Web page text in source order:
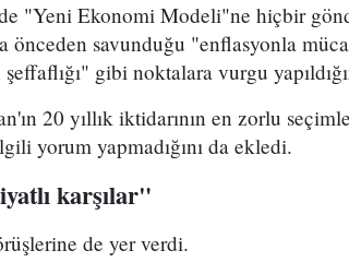
"Yeni Ekonomi Modeli"ne hiçbir
önceden savunduğu "enflasyonla
gibi noktalara vurgu
20 yıllık iktidarının en zorlu
yorum yapmadığını da ekledi.
karşılar"
de yer verdi.